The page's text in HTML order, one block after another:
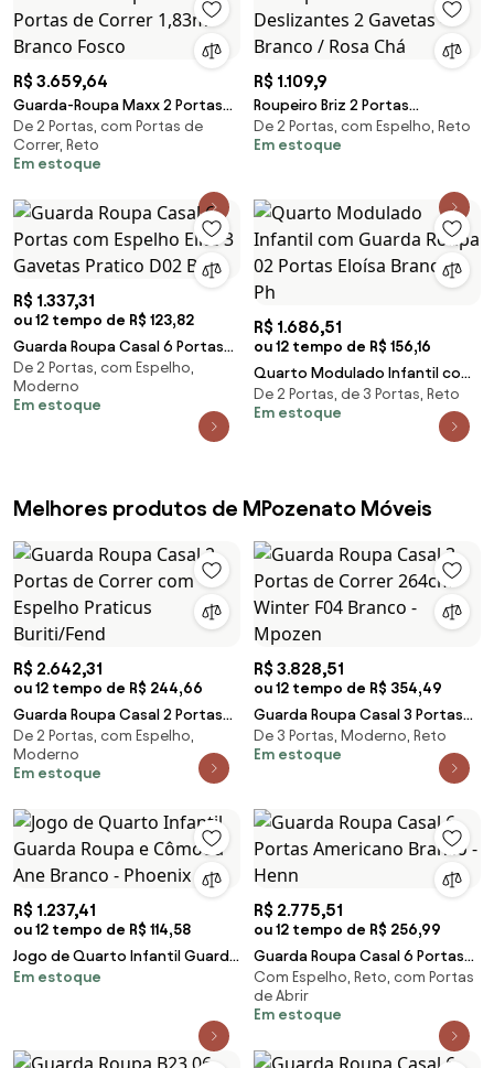
R$ 3.659,64
Guarda-Roupa Maxx 2 Portas
de Correr 1,83m – Branco Fosco
De 2 Portas, com Portas de
Correr, Reto
Em estoque
R$ 1.109,9
Roupeiro Briz 2 Portas
Deslizantes 2 Gavetas - Branco
/ Rosa Chá
De 2 Portas, com Espelho, Reto
Em estoque
R$ 1.337,31
ou 12 tempo de R$ 123,82
Guarda Roupa Casal 6 Portas
com Espelho Elite 3 Gavetas
Pratico D02 Br
De 2 Portas, com Espelho,
Moderno
Em estoque
R$ 1.686,51
ou 12 tempo de R$ 156,16
Quarto Modulado Infantil com
Guarda Roupa 02 Portas Eloísa
Branco - Ph
De 2 Portas, de 3 Portas, Reto
Em estoque
Melhores produtos de MPozenato Móveis
R$ 2.642,31
ou 12 tempo de R$ 244,66
Guarda Roupa Casal 2 Portas
de Correr com Espelho Praticus
Buriti/Fend
De 2 Portas, com Espelho,
Moderno
Em estoque
R$ 3.828,51
ou 12 tempo de R$ 354,49
Guarda Roupa Casal 3 Portas
de Correr 264cm Winter F04
Branco - Mpozen
De 3 Portas, Moderno, Reto
Em estoque
R$ 1.237,41
ou 12 tempo de R$ 114,58
Jogo de Quarto Infantil Guarda
Roupa e Cômoda Ane Branco -
Em estoque
R$ 2.775,51
ou 12 tempo de R$ 256,99
Guarda Roupa Casal 6 Portas
Americano Branco - Henn
Com Espelho, Reto, com Portas
de Abrir
Em estoque